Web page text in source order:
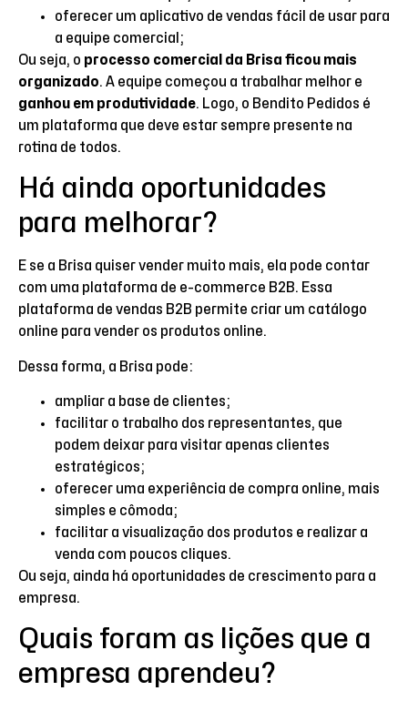
oferecer um aplicativo de vendas fácil de usar para
a equipe comercial;
Ou seja, o processo comercial da Brisa ficou mais
organizado. A equipe começou a trabalhar melhor e
ganhou em produtividade. Logo, o Bendito Pedidos é
um plataforma que deve estar sempre presente na
rotina de todos.
Há ainda oportunidades
para melhorar?
E se a Brisa quiser vender muito mais, ela pode contar
com uma plataforma de e-commerce B2B. Essa
plataforma de vendas B2B permite criar um catálogo
online para vender os produtos online.
Dessa forma, a Brisa pode:
ampliar a base de clientes;
facilitar o trabalho dos representantes, que
podem deixar para visitar apenas clientes
estratégicos;
oferecer uma experiência de compra online, mais
simples e cômoda;
facilitar a visualização dos produtos e realizar a
venda com poucos cliques.
Ou seja, ainda há oportunidades de crescimento para a
empresa.
Quais foram as lições que a
empresa aprendeu?